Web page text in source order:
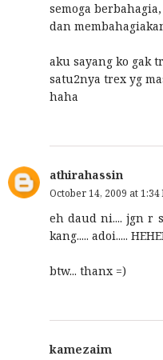
semoga berbahagia,
dan
aku sayang ko gak
satu2nya trex yg
haha
athirahassin
October 14, 2009 at 1:34
eh daud ni.... jgn r
kang..... adoi.....
btw... thanx =)
kamezaim